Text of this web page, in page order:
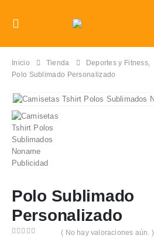
Inicio Tienda Deportes y Fitness,
Polo Sublimado Personalizado
Polo Sublimado
Personalizado
( No hay valoraciones aún. )